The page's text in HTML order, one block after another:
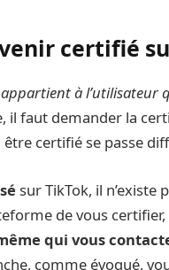
certifié
à l’utilisateur
il faut demander la
être certifié se passe
sur TikTok, il n’existe
de vous certifier,
qui vous
comme évoqué,